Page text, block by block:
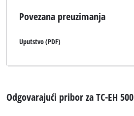
Povezana preuzimanja
Uputstvo (PDF)
Odgovarajući pribor za TC-EH 500